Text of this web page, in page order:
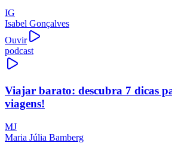
IG
Isabel Gonçalves
Ouvir
podcast
Viajar barato: descubra 7 dicas
viagens!
MJ
Maria Júlia Bamberg